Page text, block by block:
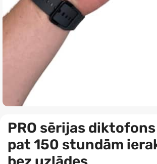
PRO sērijas
pat 150 stundām